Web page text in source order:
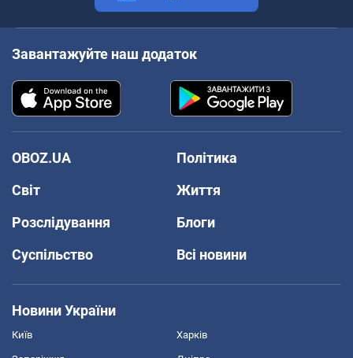
Завантажуйте наш додаток
OBOZ.UA
Політика
Світ
Життя
Розслідування
Блоги
Суспільство
Всі новини
Новини України
Київ Харків